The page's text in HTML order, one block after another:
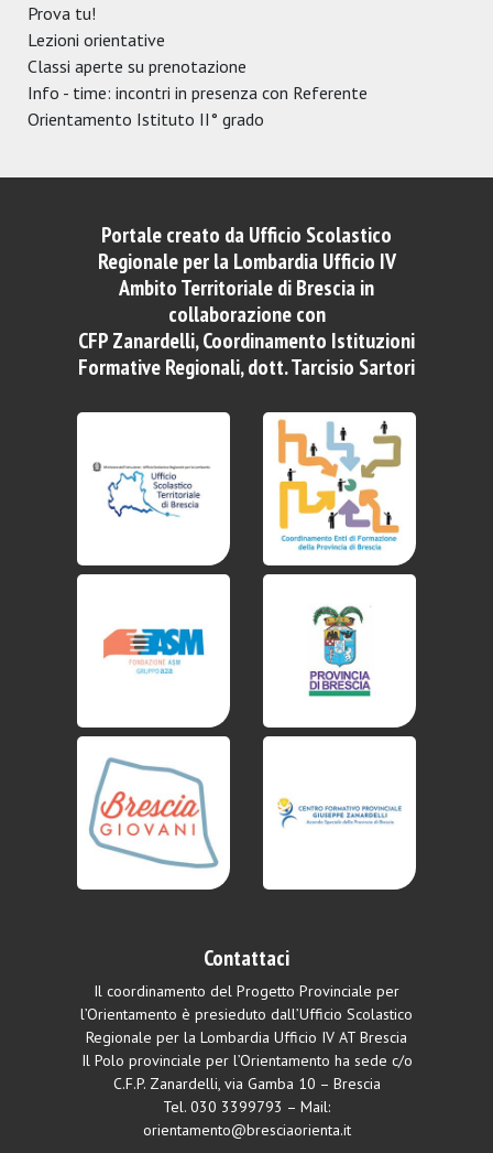
Prova tu!
Lezioni orientative
Classi aperte su prenotazione
Info - time: incontri in presenza con Referente
Orientamento Istituto II° grado
Portale creato da Ufficio Scolastico
Regionale per la Lombardia Ufficio IV
Ambito Territoriale di Brescia in
collaborazione con
CFP Zanardelli, Coordinamento Istituzioni
Formative Regionali, dott. Tarcisio Sartori
Contattaci
Il coordinamento del Progetto Provinciale per
l’Orientamento è presieduto dall’Ufficio Scolastico
Regionale per la Lombardia Ufficio IV AT Brescia
Il Polo provinciale per l’Orientamento ha sede c/o
C.F.P. Zanardelli, via Gamba 10 – Brescia
Tel. 030 3399793 – Mail:
orientamento@bresciaorienta.it